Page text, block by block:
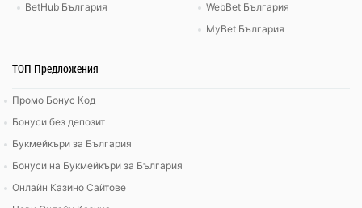
BetHub България
WebBet България
MyBet България
ТОП Предложения
Промо Бонус Код
Бонуси без депозит
Букмейкъри за България
Бонуси на Букмейкъри за България
Онлайн Казино Сайтове